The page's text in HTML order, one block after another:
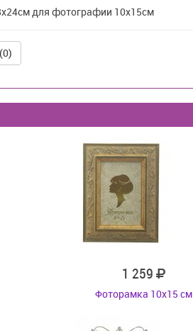
для фотографии 10x15см
1 259
Фоторамка 10х15 см